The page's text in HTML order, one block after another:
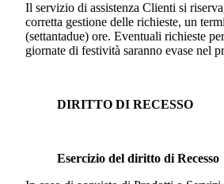
Il servizio di assistenza Clienti si
corretta gestione delle richieste, un
(settantadue) ore. Eventuali richieste
giornate di festività saranno evase nel
DIRITTO DI RECESSO
Esercizio del diritto di Recesso